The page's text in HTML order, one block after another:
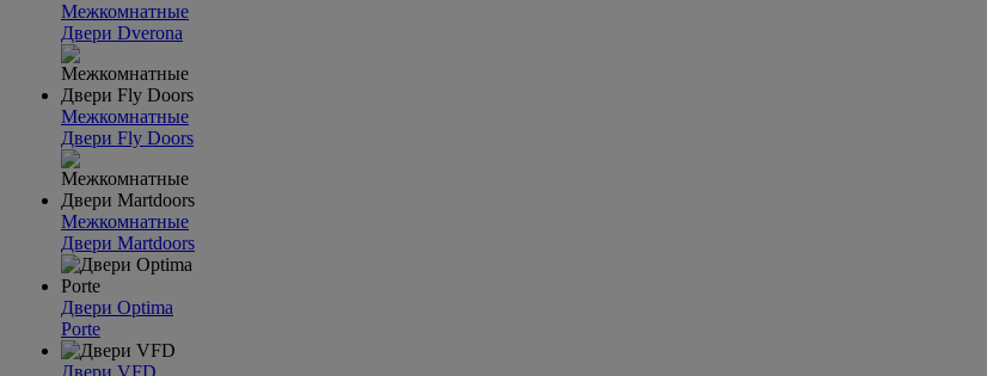
Межкомнатные
Двери Dverona
Межкомнатные
Двери Fly Doors
Межкомнатные
Двери Martdoors
Двери Optima
Porte
Двери VFD